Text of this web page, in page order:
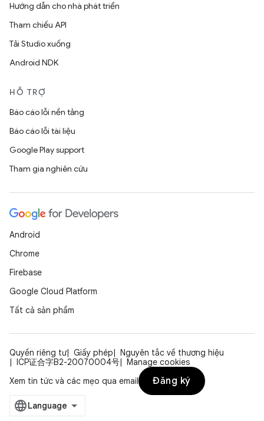
Hướng dẫn cho nhà phát triển
Tham chiếu API
Tải Studio xuống
Android NDK
HỖ TRỢ
Báo cáo lỗi nền tảng
Báo cáo lỗi tài liệu
Google Play support
Tham gia nghiên cứu
Android
Chrome
Firebase
Google Cloud Platform
Tất cả sản phẩm
Quyền riêng tư Giấy phép
Nguyên tắc về thương hiệu
ICP证合字B2-20070004号
Manage cookies
Xem tin tức và các mẹo qua email
Đăng ký